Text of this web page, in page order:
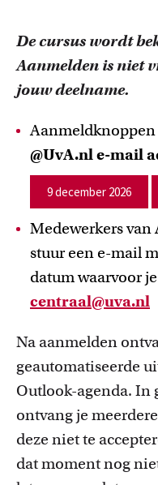
De cursus wordt
Aanmelden is niet
jouw deelname.
Aanmeldknoppen
@UvA.nl e-mail
9 december 2026
Medewerkers van
stuur een e-mail
datum waarvoor
centraal@uva.nl
Na aanmelden
geautomatiseerde
Outlook-agenda. In
ontvang je
deze niet te
dat moment nog